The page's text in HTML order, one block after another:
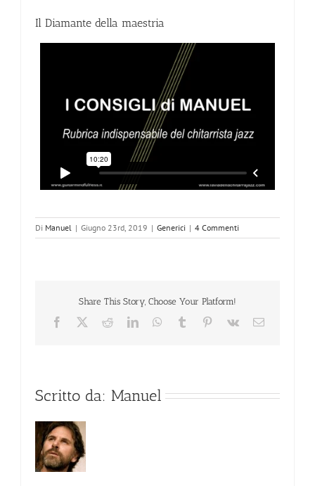
Il Diamante della maestria
Di Manuel | Giugno 23rd, 2019 | Generici | 4 Commenti
Share This Story, Choose Your Platform!
Facebook RedditLinkedInWhatsApp
Tumblr Pinterest
Vk Email
Scritto da: Manuel